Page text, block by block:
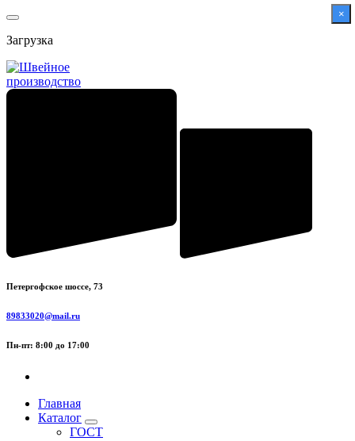
Перейти
содержимому
Загрузка
Петергофское шоссе, 73
89833020@mail.ru
Пн-пт: 8:00 до 17:00
Главная
Каталог
ГОСТ
×